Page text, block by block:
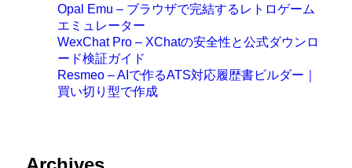
Opal Emu – ブラウザで完結するレトロゲーム
エミュレーター
WexChat Pro – XChatの安全性と公式ダウンロ
ード検証ガイド
Resmeo – AIで作るATS対応履歴書ビルダー｜
買い切り型で作成